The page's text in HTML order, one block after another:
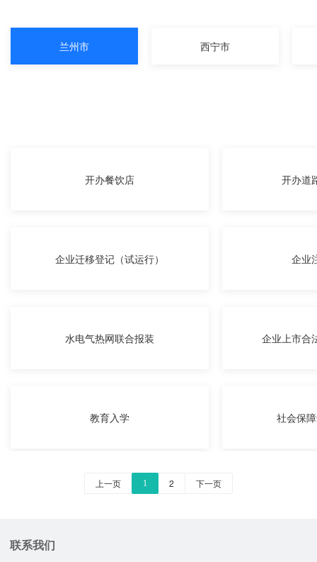
兰州市 西宁市
开办餐饮店 开办道
企业迁移登记（试运行） 企业
水电气热网联合报装 企业上市合
教育入学 社会保
上一页 1 2 下一页
联系我们